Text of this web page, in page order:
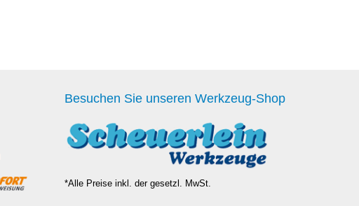
Besuchen Sie unseren Werkzeug-Shop
*Alle Preise inkl. der gesetzl. MwSt.